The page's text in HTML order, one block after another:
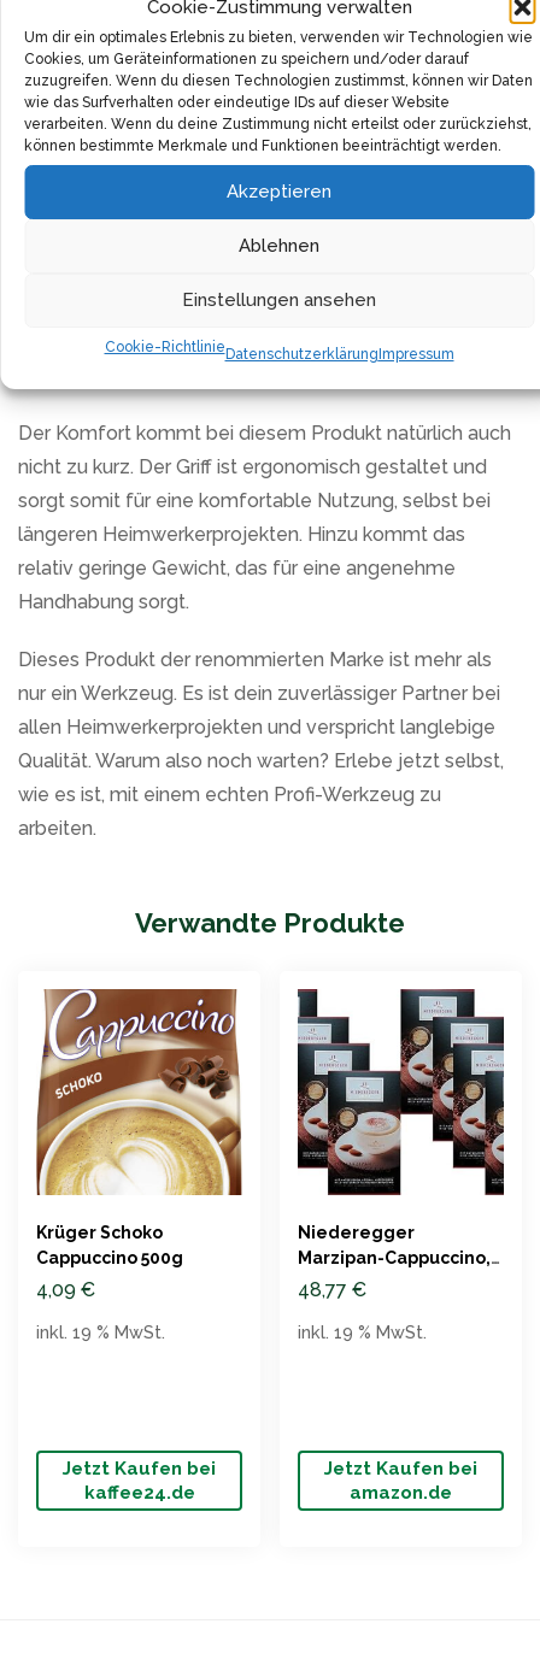
Cookie-Zustimmung verwalten
Um dir ein optimales Erlebnis zu bieten, verwenden wir Technologien wie
Cookies, um Geräteinformationen zu speichern und/oder darauf
zuzugreifen. Wenn du diesen Technologien zustimmst, können wir Daten
wie das Surfverhalten oder eindeutige IDs auf dieser Website
verarbeiten. Wenn du deine Zustimmung nicht erteilst oder zurückziehst,
können bestimmte Merkmale und Funktionen beeinträchtigt werden.
Akzeptieren
Ablehnen
Einstellungen ansehen
Cookie-RichtlinieDatenschutzerklärungImpressum
Eine Besonderheit dieses Produkts ist der kraftvolle
Motor. Er sorgt für eine konstante Leistung, die sich
sehen lassen kann, und das, obwohl er erstaunlich
energieeffizient ist. Ob grobe oder präzise Arbeiten, mit
diesem Tool musst du keine Kompromisse eingehen.
Die mitgelieferten Aufsätze sind von hoher Qualität und
lassen sich einfach und schnell wechseln. Hierüber
Anwendungsspektrum, das seinesgleichen sucht. Du
bist mit diesem Produkt in der Lage, die
Der Komfort kommt bei diesem Produkt natürlich auch
nicht zu kurz. Der Griff ist ergonomisch gestaltet und
sorgt somit für eine komfortable Nutzung, selbst bei
längeren Heimwerkerprojekten. Hinzu kommt das
relativ geringe Gewicht, das für eine angenehme
Handhabung sorgt.
Dieses Produkt der renommierten Marke ist mehr als
nur ein Werkzeug. Es ist dein zuverlässiger Partner bei
allen Heimwerkerprojekten und verspricht langlebige
Qualität. Warum also noch warten? Erlebe jetzt selbst,
wie es ist, mit einem echten Profi-Werkzeug zu
arbeiten.
Verwandte Produkte
Krüger Schoko
Cappuccino 500g
4,09 €
Jetzt Kaufen bei
kaffee24.de
inkl. 19 % MwSt.
Niederegger
Marzipan-Cappuccino,
10 Beutel, 8er Pack
48,77 €
Jetzt Kaufen bei
amazon.de
inkl. 19 % MwSt.